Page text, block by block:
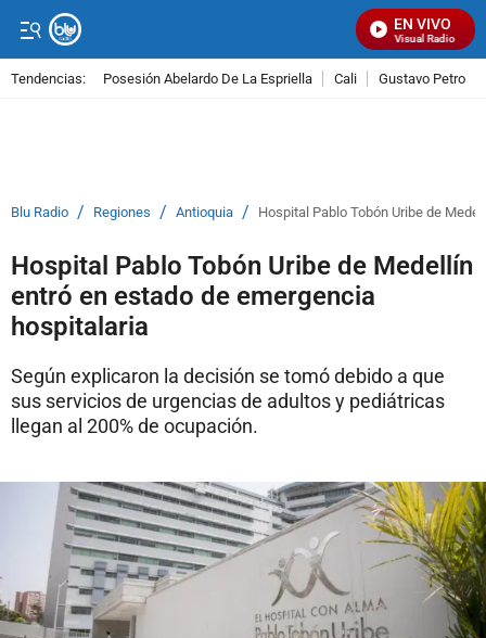
EN VIVO
Señal Visual Radio
Tendencias: Posesión Abelardo De La Espriella Cali Gustavo Petro
Blu Radio / Regiones / Antioquia / Hospital Pablo Tobón Uribe de
Hospital Pablo Tobón Uribe de Medellín
entró en estado de emergencia
hospitalaria
Según explicaron la decisión se tomó debido a que
sus servicios de urgencias de adultos y pediátricas
llegan al 200% de ocupación.